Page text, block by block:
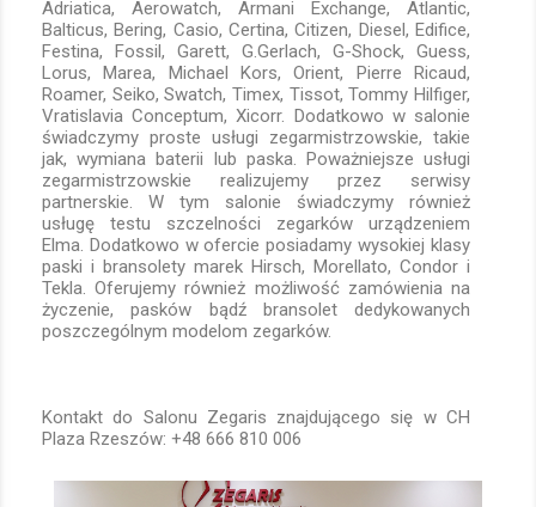
Adriatica, Aerowatch, Armani Exchange, Atlantic,
Balticus, Bering, Casio, Certina, Citizen, Diesel, Edifice,
Festina, Fossil, Garett, G.Gerlach, G-Shock, Guess,
Lorus, Marea, Michael Kors, Orient, Pierre Ricaud,
Roamer, Seiko, Swatch, Timex, Tissot, Tommy Hilfiger,
Vratislavia Conceptum, Xicorr. Dodatkowo w salonie
świadczymy proste usługi zegarmistrzowskie, takie
jak, wymiana baterii lub paska. Poważniejsze usługi
zegarmistrzowskie realizujemy przez serwisy
partnerskie. W tym salonie świadczymy również
usługę testu szczelności zegarków urządzeniem
Elma. Dodatkowo w ofercie posiadamy wysokiej klasy
paski i bransolety marek Hirsch, Morellato, Condor i
Tekla. Oferujemy również możliwość zamówienia na
życzenie, pasków bądź bransolet dedykowanych
poszczególnym modelom zegarków.
Kontakt do Salonu Zegaris znajdującego się w CH
Plaza Rzeszów: +48 666 810 006